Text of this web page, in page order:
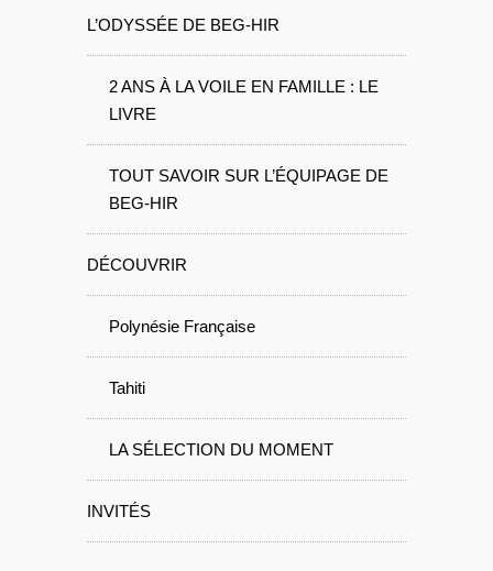
L’ODYSSÉE DE BEG-HIR
2 ANS À LA VOILE EN FAMILLE : LE
LIVRE
TOUT SAVOIR SUR L’ÉQUIPAGE DE
BEG-HIR
DÉCOUVRIR
Polynésie Française
Tahiti
LA SÉLECTION DU MOMENT
INVITÉS